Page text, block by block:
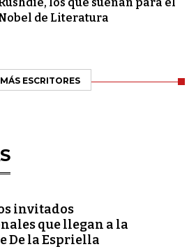
de Literatura
MÁS ESCRITORES
invitados
que llegan a la
De la Espriella